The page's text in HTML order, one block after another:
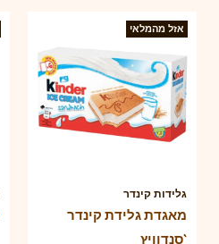
אזל מהמלאי
גלידות קינדר
מאגדת גלידת קינדר
סנדוויץ`